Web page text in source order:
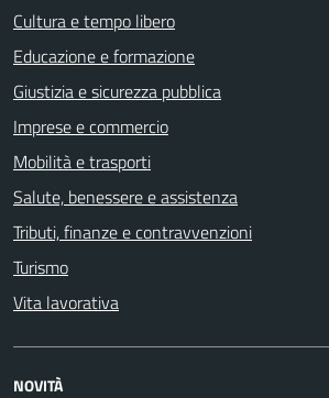
Cultura e tempo libero
Educazione e formazione
Giustizia e sicurezza pubblica
Imprese e commercio
Mobilità e trasporti
Salute, benessere e assistenza
Tributi, finanze e contravvenzioni
Turismo
Vita lavorativa
NOVITÀ